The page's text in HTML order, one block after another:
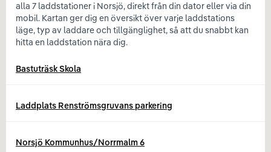
alla 7 laddstationer i Norsjö, direkt från din dator eller via din
mobil. Kartan ger dig en översikt över varje laddstations
läge, typ av laddare och tillgänglighet, så att du snabbt kan
hitta en laddstation nära dig.
Bastuträsk Skola
Laddplats Renströmsgruvans parkering
Norsjö Kommunhus/Norrmalm 6